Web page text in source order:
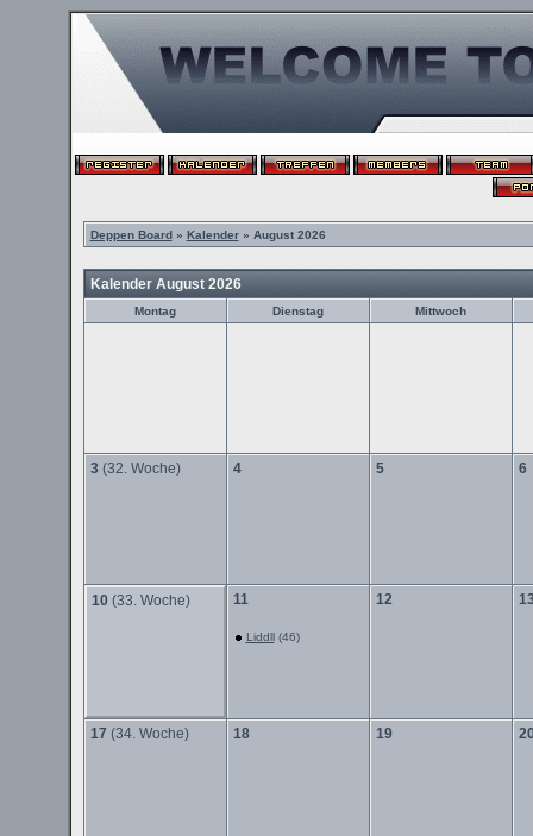
Deppen Board» Kalender» August 2026
Kalender August 2026
Montag Dienstag Mittwoch
3 (32. Woche) 4 5 6
10 (33. Woche) 11
Liddll(46)
12
17 (34. Woche) 18 19